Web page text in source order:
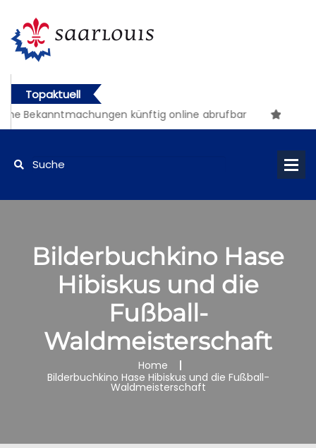
Topaktuell
Bekanntmachungen künftig online abrufbar
Bilderbuchkino Hase
Hibiskus und die
Fußball-
Waldmeisterschaft
Home
Bilderbuchkino Hase Hibiskus und die Fußball-
Waldmeisterschaft